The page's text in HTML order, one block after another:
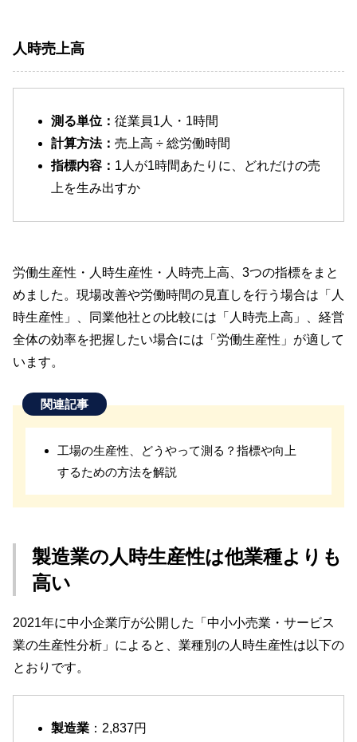
人時売上高
測る単位： 従業員1人・1時間
計算方法： 売上高 ÷ 総労働時間
指標内容： 1人が1時間あたりに、どれだけの売
上を生み出すか
労働生産性・人時生産性・人時売上高、3つの指標をまと
めました。現場改善や労働時間の見直しを行う場合は「人
時生産性」、同業他社との比較には「人時売上高」、経営
全体の効率を把握したい場合には「労働生産性」が適して
います。
関連記事
工場の生産性、どうやって測る？指標や向上
するための方法を解説
製造業の人時生産性は他業種よりも
高い
2021年に中小企業庁が公開した「中小小売業・サービス
業の生産性分析」によると、業種別の人時生産性は以下の
とおりです。
製造業：2,837円